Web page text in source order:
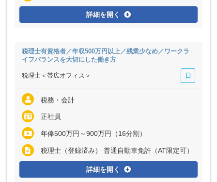
詳細を開く
税理士有資格者／年収500万円以上／残業少なめ／ワークラ
イフバランスを大切にした働き方
税理士＜帯広オフィス＞
税務・会計
正社員
年俸500万円～900万円（16分割）
税理士（登録済み） 普通自動車免許（AT限定可）
詳細を開く